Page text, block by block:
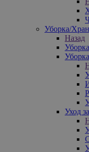
Уборка/
Назад
Уборка
Уход